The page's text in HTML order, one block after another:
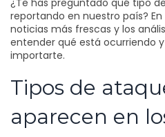
¿Te has preguntado qué tipo
reportando en nuestro país?
noticias más frescas y los
entender qué está ocurriendo
importarte.
Tipos de
aparecen en